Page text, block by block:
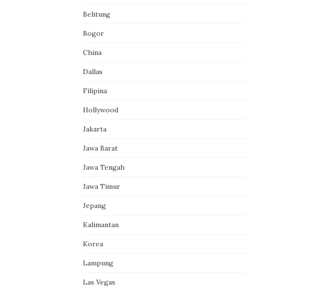
Belitung
Bogor
China
Dallas
Filipina
Hollywood
Jakarta
Jawa Barat
Jawa Tengah
Jawa Timur
Jepang
Kalimantan
Korea
Lampung
Las Vegas